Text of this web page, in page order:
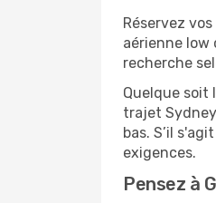
Réservez
aérienne low
recherche
Quelque soit
trajet
bas. S’il
exigences.
Pensez à